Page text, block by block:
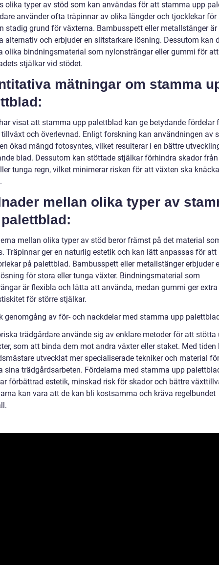
olika typer av stöd som kan användas för att stamma upp
använder ofta träpinnar av olika längder och tjocklekar för
stadig grund för växterna. Bambusspett eller metallstänger är
alternativ och erbjuder en slitstarkare lösning. Dessutom kan
olika bindningsmaterial som nylonsträngar eller gummi för
stjälkar vid stödet.
mätningar om stamma
visat att stamma upp palettblad kan ge betydande fördelar
och överlevnad. Enligt forskning kan användningen av
ökad mängd fotosyntes, vilket resulterar i en bättre
blad. Dessutom kan stöttade stjälkar förhindra skador
tunga regn, vilket minimerar risken för att växten ska
mellan olika typer av
mellan olika typer av stöd beror främst på det material
Träpinnar ger en naturlig estetik och kan lätt anpassas för att
på palettblad. Bambusspett eller metallstänger erbjuder
för stora eller tunga växter. Bindningsmaterial som
är flexibla och lätta att använda, medan gummi ger
för större stjälkar.
genomgång av för- och nackdelar med stamma upp
trädgårdare använde sig av enklare metoder för att stötta
som att binda dem mot andra växter eller staket. Med tiden
utvecklat mer specialiserade tekniker och material
sina trädgårdsarbeten. Fördelarna med stamma upp
förbättrad estetik, minskad risk för skador och bättre
kan vara att de kan bli kostsamma och kräva regelbundet